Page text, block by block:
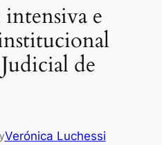
e
de
Verónica Luchessi